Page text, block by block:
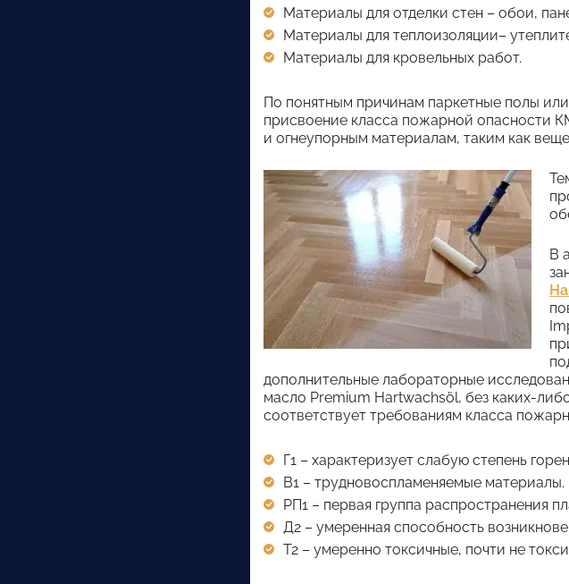
Материалы для отделки стен – обои,
Материалы для теплоизоляции–
Материалы для кровельных работ.
По понятным причинам паркетные полы
присвоение класса пожарной опасности
и огнеупорным материалам, таким как
В
дополнительные лабораторные
масло Premium Hartwachsöl, без каких-
соответствует требованиям класса
Г1 – характеризует слабую степень
В1 – трудновоспламеняемые материалы.
РП1 – первая группа распространения
Д2 – умеренная способность
Т2 – умеренно токсичные, почти не